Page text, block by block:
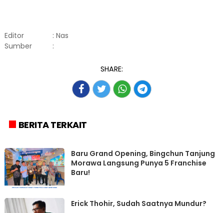
Editor
: Nas
Sumber
:
SHARE:
BERITA TERKAIT
‎Baru Grand Opening, Bingchun Tanjung
Morawa Langsung Punya 5 Franchise
Erick Thohir, Sudah Saatnya Mundur?